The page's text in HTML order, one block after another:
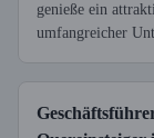
genieße ein
umfangreicher